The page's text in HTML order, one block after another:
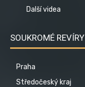
Další videa
SOUKROMÉ REVÍRY
Praha
Středočeský kraj